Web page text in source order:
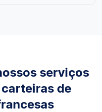
serviços
de